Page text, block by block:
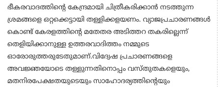
ഭീകരവാദത്തിന്റെ കേന്ദ്രമായി ചിത്രീകരിക്കാൻ നടത്തുന്ന
ശ്രമങ്ങളെ ഒറ്റക്കെട്ടായി തള്ളിക്കളയണം. വ്യാജപ്രചാരണങ്ങൾ
കൊണ്ട് കേരളത്തിന്റെ മതേതര അടിത്തറ തകരില്ലെന്ന്
തെളിയിക്കാനുള്ള ഉത്തരവാദിത്തം നമ്മുടെ
ഓരോരുത്തരുടേതുമാണ്.വിദ്വേഷ പ്രചാരണങ്ങളെ
അവജ്ഞയോടെ തള്ളുന്നതിനൊപ്പം വസ്തുതകളെയും,
മതനിരപേക്ഷതയുടെയും സാഹോദര്യത്തിന്റെയും